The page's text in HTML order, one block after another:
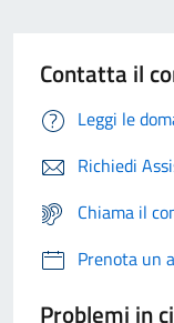
Contatta il
Leggi le
Richiedi
Chiama il
Prenota un
Problemi in